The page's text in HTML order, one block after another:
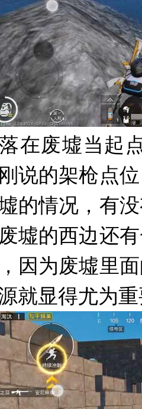
在废墟当起
说的架枪点
的情况，有
墟的西边还
因为废墟里
就显得尤为